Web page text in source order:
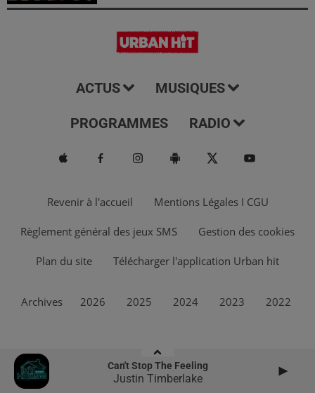
Can't Stop The Feeling
Justin Timberlake
ACTUS MUSIQUES
PROGRAMMES RADIO
Revenir à l'accueil Mentions Légales I CGU
Règlement général des jeux SMS Gestion des cookies
Plan du site Télécharger l'application Urban hit
Archives 2026 2025 2024 2023 2022